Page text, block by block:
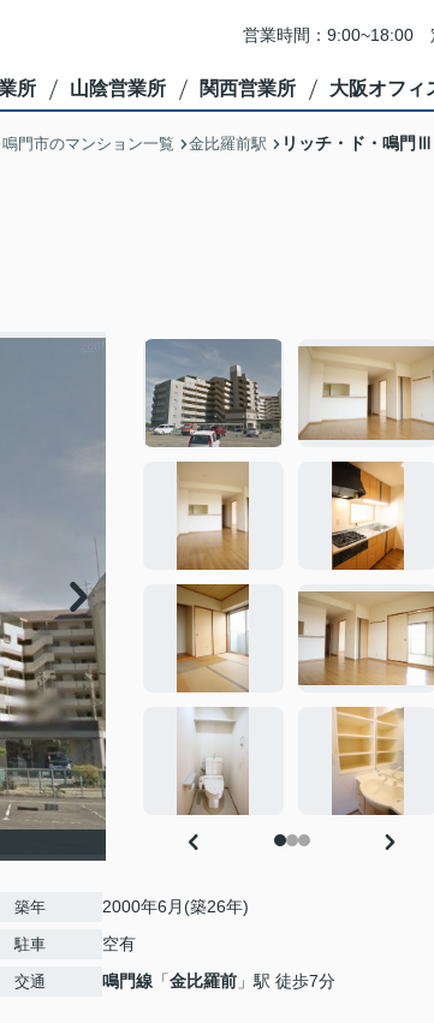
営業時間：9:00~18:00
所 山陰営業所 関西営業所 大阪オフィ
鳴門市のマンション一覧 金比羅前駅 リッチ・ド・鳴門Ⅲ
築年 2000年6月(築26年)
駐車 空有
交通 鳴門線 「金比羅前 」駅 徒歩7分